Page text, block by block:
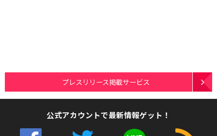
プレスリリース掲載サービス
公式アカウントで最新情報ゲット！